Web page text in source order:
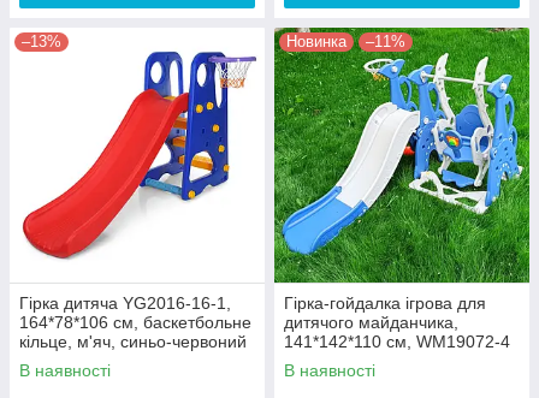
–13%
Гірка дитяча YG2016-16-1,
164*78*106 см, баскетбольне
кільце, м'яч, синьо-червоний
В наявності
Новинка –11%
Гірка-гойдалка ігрова для
дитячого майданчика,
141*142*110 см, WM19072-4
В наявності